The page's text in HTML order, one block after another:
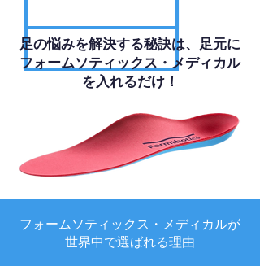
足の悩みを解決する秘訣は、足元に
フォームソティックス・メディカル
を入れるだけ！
フォームソティックス・メディカルが
世界中で選ばれる理由